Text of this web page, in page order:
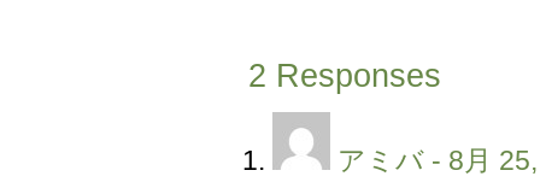
2 Responses
アミバ- 8月